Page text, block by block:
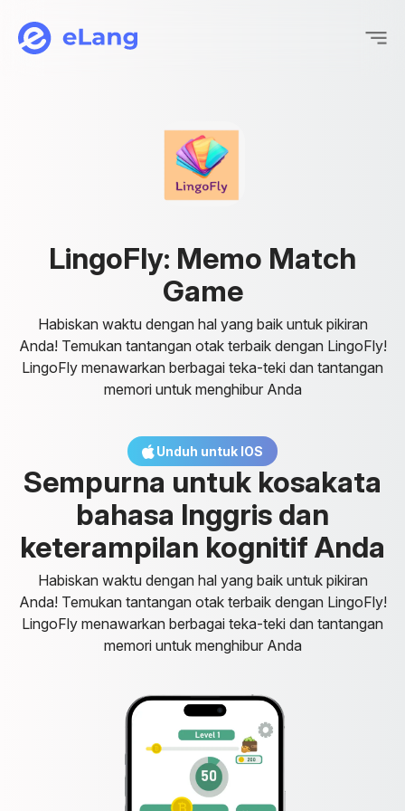
LingoFly: Memo Match
Game
Habiskan waktu dengan hal yang baik untuk pikiran
Anda! Temukan tantangan otak terbaik dengan LingoFly!
LingoFly menawarkan berbagai teka-teki dan tantangan
memori untuk menghibur Anda
Unduh untuk IOS
Sempurna untuk kosakata
bahasa Inggris dan
keterampilan kognitif Anda
Habiskan waktu dengan hal yang baik untuk pikiran
Anda! Temukan tantangan otak terbaik dengan LingoFly!
LingoFly menawarkan berbagai teka-teki dan tantangan
memori untuk menghibur Anda